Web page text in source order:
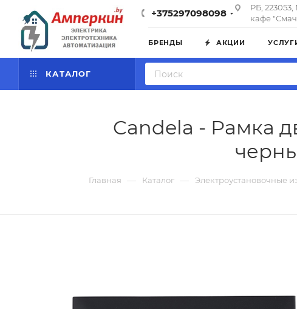
+375297098098
РБ,
кафе
БРЕНДЫ АКЦИИ
КАТАЛОГ
Candela - Рамка
Главная — Каталог — Электроустановочные